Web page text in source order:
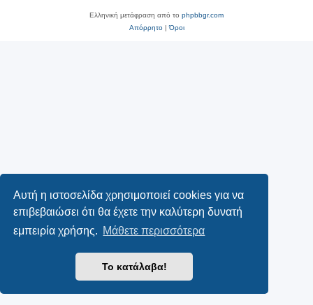
Αυτή η ιστοσελίδα χρησιμοποιεί cookies για να
επιβεβαιώσει ότι θα έχετε την καλύτερη δυνατή
εμπειρία χρήσης. Μάθετε περισσότερα
Το κατάλαβα!
Ελληνική μετάφραση από το phpbbgr.com
Απόρρητο|Όροι